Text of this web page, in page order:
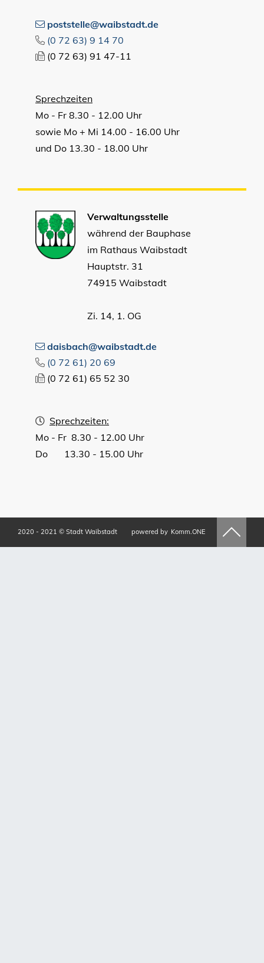
poststelle@waibstadt.de
(0 72 63) 9 14 70
(0 72 63) 91 47-11
Sprechzeiten
Mo - Fr 8.30 - 12.00 Uhr
sowie Mo + Mi 14.00 - 16.00 Uhr
und Do 13.30 - 18.00 Uhr
Verwaltungsstelle
während der Bauphase
im Rathaus Waibstadt
Hauptstr. 31
74915 Waibstadt
Zi. 14, 1. OG
daisbach@waibstadt.de
(0 72 61) 20 69
(0 72 61) 65 52 30
Sprechzeiten:
Mo - Fr 8.30 - 12.00 Uhr
Do 13.30 - 15.00 Uhr
2020 - 2021 © Stadt Waibstadt powered by Komm.ONE